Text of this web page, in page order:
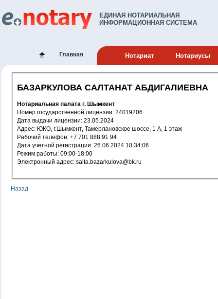
ЕДИНАЯ НОТАРИАЛЬНАЯ
ИНФОРМАЦИОННАЯ СИСТЕМА
Главная Нотариат Нотариусы
БАЗАРКУЛОВА САЛТАНАТ АБДИГАЛИЕВНА
Нотариальная палата г. Шымкент
Номер государственной лицензии: 24019206
Дата выдачи лицензии: 23.05.2024
Адрес: ЮКО, г.Шымкент, Тамерлановское шоссе, 1 А, 1 этаж
Рабочий телефон: +7 701 888 91 94
Дата учетной регистрации: 26.06.2024 10:34:06
Режим работы: 09:00-18:00
Электронный адрес: salta.bazarkulova@bk.ru
Назад